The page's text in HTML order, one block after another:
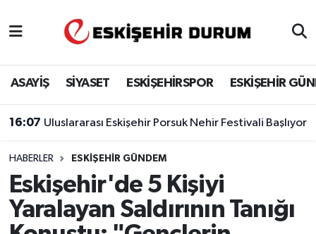
ASAYİŞ SİYASET ESKİŞEHİRSPOR ESKİŞEHİR
16:07 Uluslararası Eskişehir Porsuk Nehir Festivali Başlıyor
HABERLER ESKIŞEHIR GÜNDEM
Eskişehir'de 5 Kişiyi
Yaralayan Saldırının Tanığı
Eskişehir Hava Durumu
Eskişehir Namaz Vakitleri
Eskişehir Trafik Yoğunluk Haritası
Süper Lig Puan Durumu ve Fikstür